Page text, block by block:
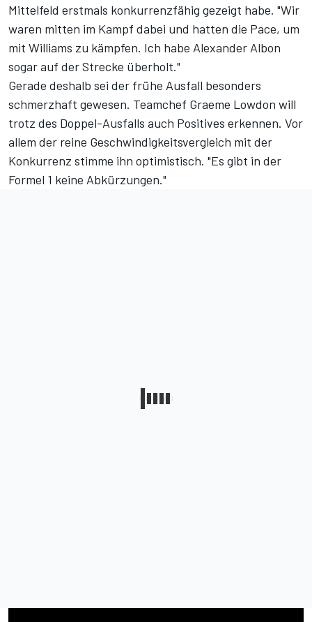
Mittelfeld erstmals konkurrenzfähig gezeigt habe. "Wir
waren mitten im Kampf dabei und hatten die Pace, um
mit Williams zu kämpfen. Ich habe Alexander Albon
sogar auf der Strecke überholt."
Gerade deshalb sei der frühe Ausfall besonders
schmerzhaft gewesen. Teamchef Graeme Lowdon will
trotz des Doppel-Ausfalls auch Positives erkennen. Vor
allem der reine Geschwindigkeitsvergleich mit der
Konkurrenz stimme ihn optimistisch. "Es gibt in der
Formel 1 keine Abkürzungen."